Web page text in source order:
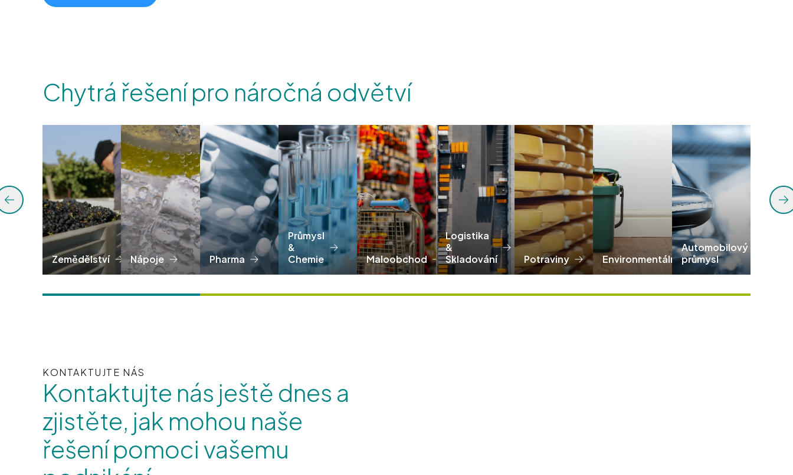
Chytrá řešení pro náročná odvětví
Zemědělství Nápoje Pharma
Průmysl
&
Chemie
Maloobchod
Logistika
&
Skladování
Potraviny Environmentální
Automobilový
průmysl
KONTAKTUJTE NÁS
Kontaktujte nás ještě dnes a
zjistěte, jak mohou naše
řešení pomoci vašemu